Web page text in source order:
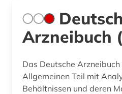
Arzneibuch
Das Deutsche
Allgemeinen Teil mit
Behältnissen und deren